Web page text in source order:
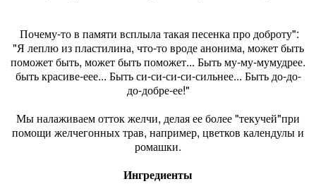
Почему-то в памяти всплыла такая песенка про доброту":
"Я леплю из пластилина, что-то вроде анонима, может быть
поможет быть, может быть поможет... Быть му-му-мумудрее.
быть красиве-еее... Быть си-си-си-си-сильнее... Быть до-до-
до-добре-ее!"
Мы налаживаем отток желчи, делая ее более "текучей"при
помощи желчегонных трав, например, цветков календулы и
ромашки.
Ингредиенты